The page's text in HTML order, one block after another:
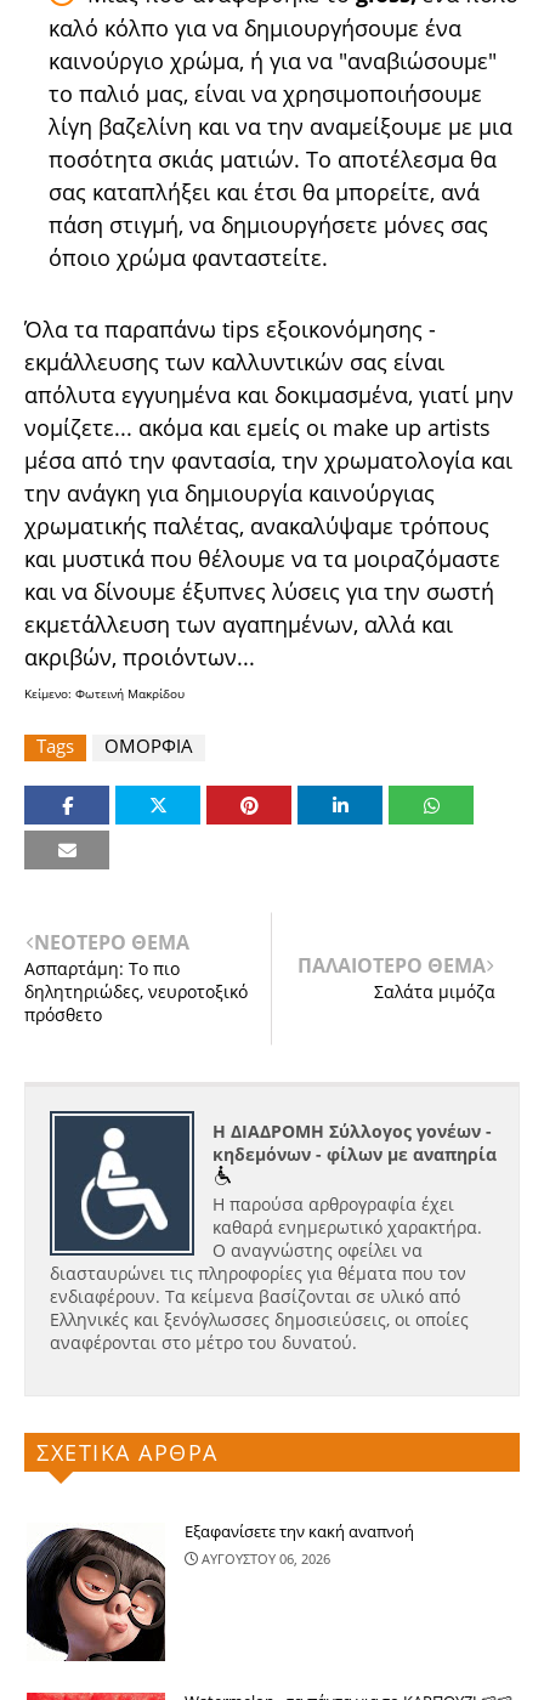
καλό κόλπο για να δημιουργήσουμε ένα
καινούργιο χρώμα, ή για να "αναβιώσουμε"
το παλιό μας, είναι να χρησιμοποιήσουμε
λίγη βαζελίνη και να την αναμείξουμε με μια
ποσότητα σκιάς ματιών. Το αποτέλεσμα θα
σας καταπλήξει και έτσι θα μπορείτε, ανά
πάση στιγμή, να δημιουργήσετε μόνες σας
όποιο χρώμα φανταστείτε.
Όλα τα παραπάνω tips εξοικονόμησης -
εκμάλλευσης των καλλυντικών σας είναι
απόλυτα εγγυημένα και δοκιμασμένα, γιατί μην
νομίζετε... ακόμα και εμείς οι make up artists
μέσα από την φαντασία, την χρωματολογία και
την ανάγκη για δημιουργία καινούργιας
χρωματικής παλέτας, ανακαλύψαμε τρόπους
και μυστικά που θέλουμε να τα μοιραζόμαστε
και να δίνουμε έξυπνες λύσεις για την σωστή
εκμετάλλευση των αγαπημένων, αλλά και
ακριβών, προιόντων...
Κείμενο: Φωτεινή Μακρίδου
Tags ΟΜΟΡΦΙΑ
ΝΕΟΤΕΡΟ ΘΕΜΑ
Ασπαρτάμη: Το πιο
δηλητηριώδες, νευροτοξικό
πρόσθετο
ΠΑΛΑΙΟΤΕΡΟ ΘΕΜΑ
Σαλάτα μιμόζα
Η ΔΙΑΔΡΟΜΗ Σύλλογος γονέων -
κηδεμόνων - φίλων με αναπηρία
Η παρούσα αρθρογραφία έχει
καθαρά ενημερωτικό χαρακτήρα.
Ο αναγνώστης οφείλει να
διασταυρώνει τις πληροφορίες για θέματα που τον
ενδιαφέρουν. Τα κείμενα βασίζονται σε υλικό από
Ελληνικές και ξενόγλωσσες δημοσιεύσεις, οι οποίες
αναφέρονται στο μέτρο του δυνατού.
ΣΧΕΤΙΚΑ ΑΡΘΡΑ
Εξαφανίσετε την κακή αναπνοή
ΑΥΓΟΥΣΤΟΥ 06, 2026